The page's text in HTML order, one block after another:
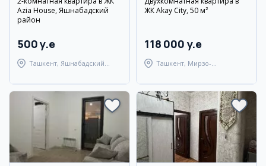
Azia House, Яшнабадский
район
500 y.e
Ташкент, Яшнабадский
ЖК Akay City, 50 м²
118 000 y.e
Ташкент, Мирзо-